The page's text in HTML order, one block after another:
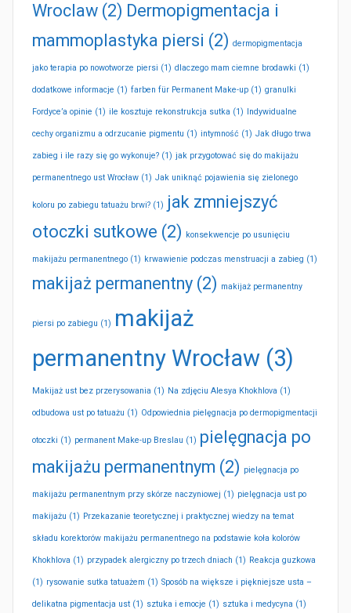
Wroclaw (2) Dermopigmentacja i
mammoplastyka piersi (2) dermopigmentacja
jako terapia po nowotworze piersi (1) dlaczego mam ciemne brodawki (1)
dodatkowe informacje (1) farben für Permanent Make-up (1) granulki
Fordyce’a opinie (1) ile kosztuje rekonstrukcja sutka (1) Indywidualne
cechy organizmu a odrzucanie pigmentu (1) intymność (1) Jak długo trwa
zabieg i ile razy się go wykonuje? (1) jak przygotować się do makijażu
permanentnego ust Wrocław (1) Jak uniknąć pojawienia się zielonego
koloru po zabiegu tatuażu brwi? (1) jak zmniejszyć
otoczki sutkowe (2) konsekwencje po usunięciu
makijażu permanentnego (1) krwawienie podczas menstruacji a zabieg (1)
makijaż permanentny (2) makijaż permanentny
piersi po zabiegu (1) makijaż
permanentny Wrocław (3)
Makijaż ust bez przerysowania (1) Na zdjęciu Alesya Khokhlova (1)
odbudowa ust po tatuażu (1) Odpowiednia pielęgnacja po dermopigmentacji
otoczki (1) permanent Make-up Breslau (1) pielęgnacja po
makijażu permanentnym (2) pielęgnacja po
makijażu permanentnym przy skórze naczyniowej (1) pielęgnacja ust po
makijażu (1) Przekazanie teoretycznej i praktycznej wiedzy na temat
składu korektorów makijażu permanentnego na podstawie koła kolorów
Khokhlova (1) przypadek alergiczny po trzech dniach (1) Reakcja guzkowa
(1) rysowanie sutka tatuażem (1) Sposób na większe i piękniejsze usta –
delikatna pigmentacja ust (1) sztuka i emocje (1) sztuka i medycyna (1)